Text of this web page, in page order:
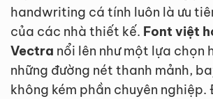
handwriting cá tính luôn là ưu
của các nhà thiết kế. Font việt
Vectra nổi lên như một lựa chọn
những đường nét thanh mảnh,
không kém phần chuyên